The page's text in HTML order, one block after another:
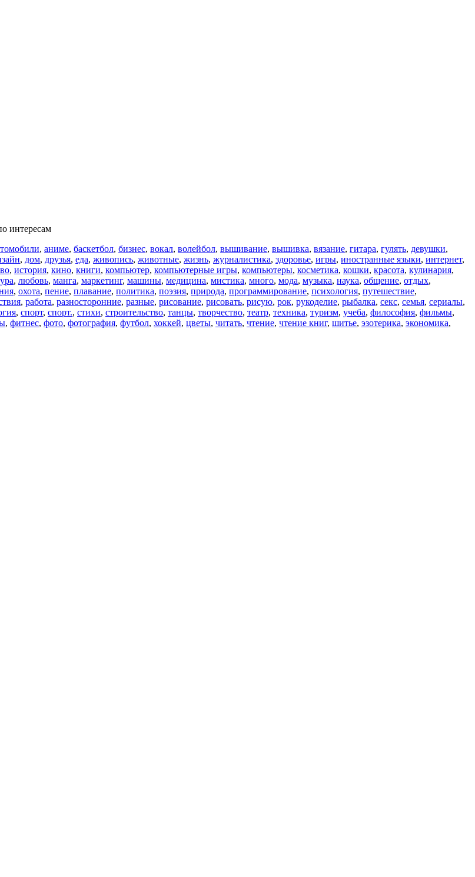
интересам
, аниме, баскетбол, бизнес, вокал, волейбол, вышивание, вышивка, вязание, гитара, гулять, девушки,
, дом, друзья, еда, живопись, животные, жизнь, журналистика, здоровье, игры, иностранные языки, интернет,
, история, кино, книги, компьютер, компьютерные игры, компьютеры, косметика, кошки, красота, кулинария,
, любовь, манга, маркетинг, машины, медицина, мистика, много, мода, музыка, наука, общение, отдых,
, охота, пение, плавание, политика, поэзия, природа, программирование, психология, путешествие,
, работа, разносторонние, разные, рисование, рисовать, рисую, рок, рукоделие, рыбалка, секс, семья, сериалы,
, спорт, спорт., стихи, строительство, танцы, творчество, театр, техника, туризм, учеба, философия, фильмы,
, фитнес, фото, фотография, футбол, хоккей, цветы, читать, чтение, чтение книг, шитье, эзотерика, экономика,